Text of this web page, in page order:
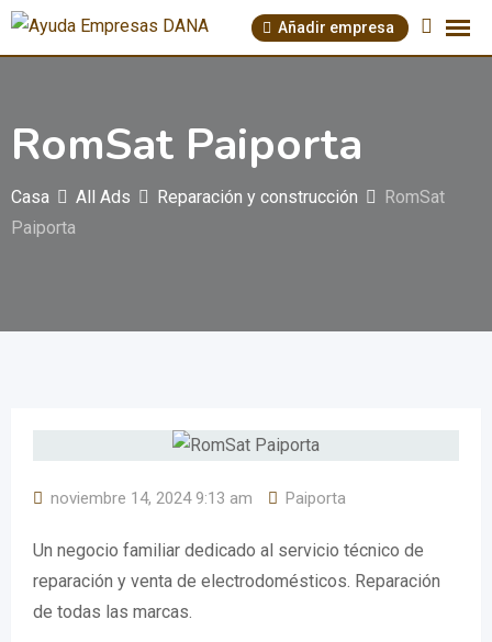
Saltar
Añadir empresa
RomSat Paiporta
Casa All Ads Reparación y construcción
RomSat
Paiporta
noviembre 14, 2024 9:13 am Paiporta
Un negocio familiar dedicado al servicio técnico de
reparación y venta de electrodomésticos. Reparación
de todas las marcas.